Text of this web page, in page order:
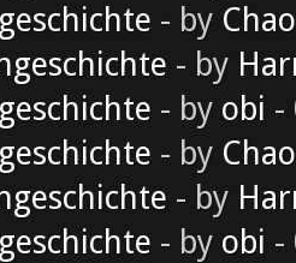
- by
- by
- by obi -
- by
- by
- by obi -